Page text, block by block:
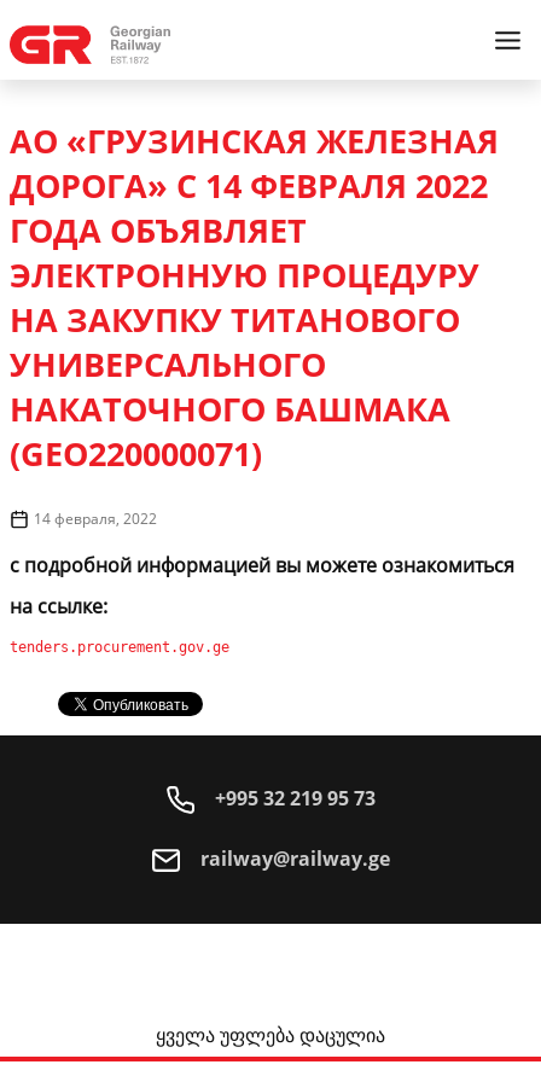
АО «ГРУЗИНСКАЯ ЖЕЛЕЗНАЯ
ДОРОГА» С 14 ФЕВРАЛЯ 2022
ГОДА ОБЪЯВЛЯЕТ
ЭЛЕКТРОННУЮ ПРОЦЕДУРУ
НА ЗАКУПКУ ТИТАНОВОГО
УНИВЕРСАЛЬНОГО
НАКАТОЧНОГО БАШМАКА
(GEO220000071)
14 февраля, 2022
с подробной информацией вы можете ознакомиться
на ссылке:
tenders.procurement.gov.ge
+995 32 219 95 73
railway@railway.ge
ყველა უფლება დაცულია